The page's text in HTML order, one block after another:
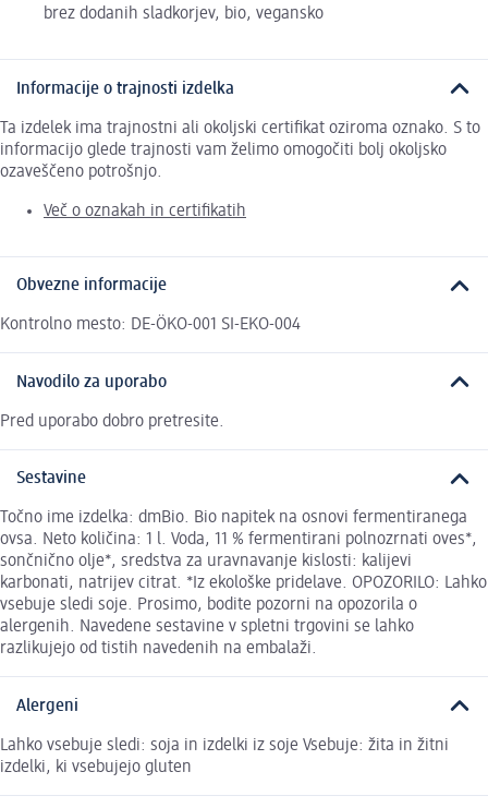
brez dodanih sladkorjev, bio, vegansko
Informacije o trajnosti izdelka
Ta izdelek ima trajnostni ali okoljski certifikat oziroma oznako. S to
informacijo glede trajnosti vam želimo omogočiti bolj okoljsko
ozaveščeno potrošnjo.
Več o oznakah in certifikatih
Obvezne informacije
Kontrolno mesto: DE-ÖKO-001 SI-EKO-004
Navodilo za uporabo
Pred uporabo dobro pretresite.
Sestavine
Točno ime izdelka: dmBio. Bio napitek na osnovi fermentiranega
ovsa. Neto količina: 1 l. Voda, 11 % fermentirani polnozrnati oves*,
sončnično olje*, sredstva za uravnavanje kislosti: kalijevi
karbonati, natrijev citrat. *Iz ekološke pridelave. OPOZORILO: Lahko
vsebuje sledi soje. Prosimo, bodite pozorni na opozorila o
alergenih. Navedene sestavine v spletni trgovini se lahko
razlikujejo od tistih navedenih na embalaži.
Alergeni
Lahko vsebuje sledi: soja in izdelki iz soje Vsebuje: žita in žitni
izdelki, ki vsebujejo gluten